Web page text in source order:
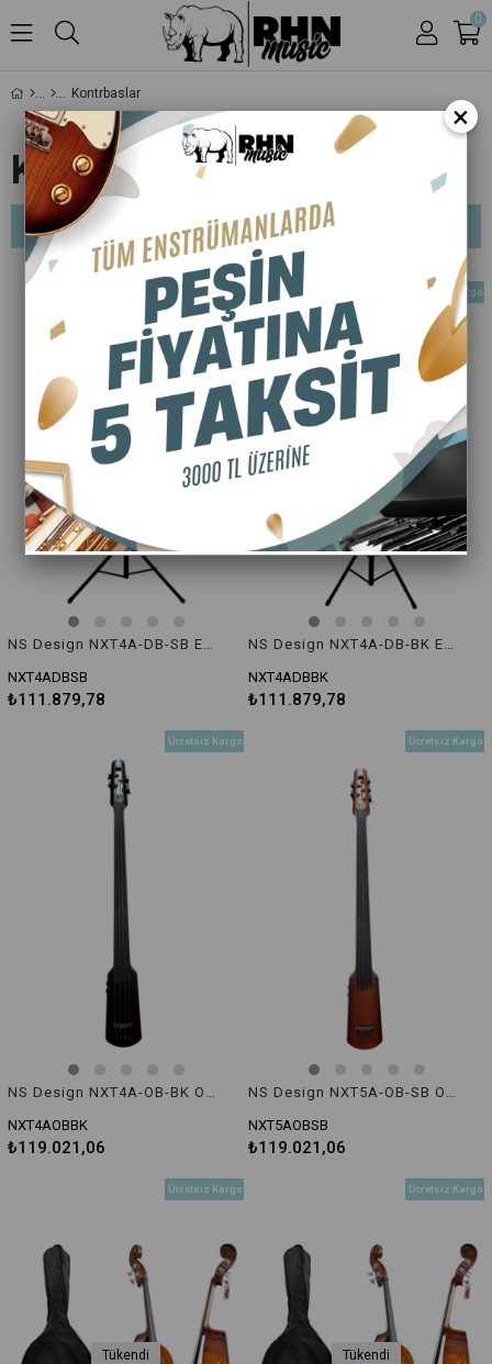
0
Kontrbaslar
KONTRBASLAR
NXT4ADBSB
₺111.879,78
Ücretsiz Kargo
NXT4ADBBK
₺111.879,78
Ücretsiz Kargo
NS Design NXT4A-OB-BK Omnı Bas "Renk:Siyah"
NXT4AOBBK
₺119.021,06
Ücretsiz Kargo
NS Design NXT5A-OB-SB Omni Bas "5 Telli"
NXT5AOBSB
₺119.021,06
Ücretsiz Kargo
Tükendi
Ücretsiz Kargo
Tükendi
Ücretsiz Kargo
×